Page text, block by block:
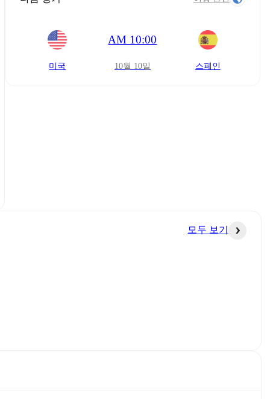
미국
AM 10:00
10월 10일 스페인
모두 보기